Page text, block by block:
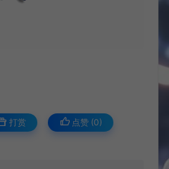
打赏 点赞 (0)